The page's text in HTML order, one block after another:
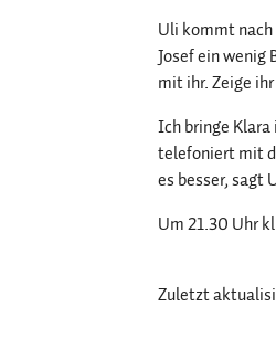
Uli kommt
Josef ein wenig
mit ihr. Zeige
Ich bringe
telefoniert mit
es besser, sagt
Um 21.30 Uhr
Zuletzt